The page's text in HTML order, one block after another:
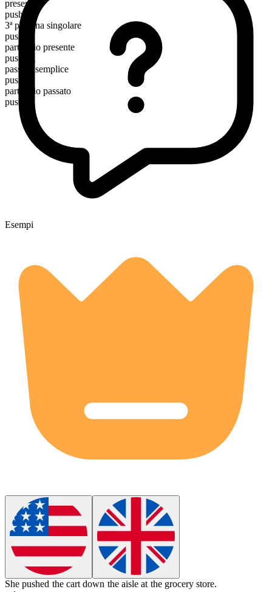
presente
push
3ª persona singolare
pushes
participio presente
pushing
passato semplice
pushed
participio passato
pushed
Esempi
Shepushed the cart down the aisle at the grocery store.